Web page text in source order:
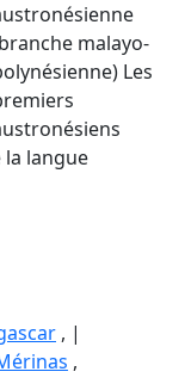
malayo-
Les
la langue
, |
,